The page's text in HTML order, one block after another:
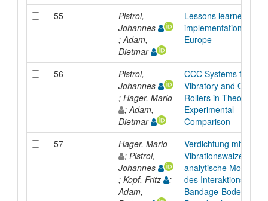
55
Pistrol,
Johannes
; Adam,
Dietmar
Lessons learned from
implementation of IC
Europe
56
Pistrol,
Johannes
; Hager, Mario
; Adam,
Dietmar
CCC Systems for
Vibratory and
Rollers in Theoretical
Experimental
Comparison
57
Hager, Mario
; Pistrol,
Johannes
; Kopf, Fritz
;
Adam,
Verdichtung mit
Vibrationswalzen -
analytische
des
Bandage-Boden mit